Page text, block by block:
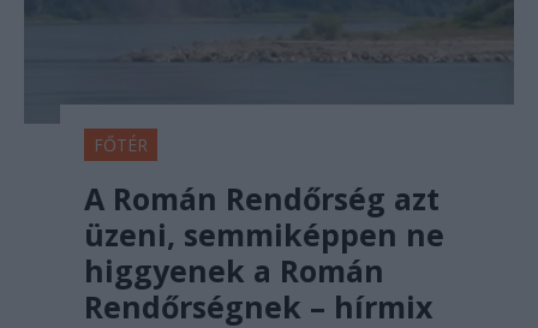
FŐTÉR
A Román Rendőrség azt
üzeni, semmiképpen ne
higgyenek a Román
Rendőrségnek – hírmix